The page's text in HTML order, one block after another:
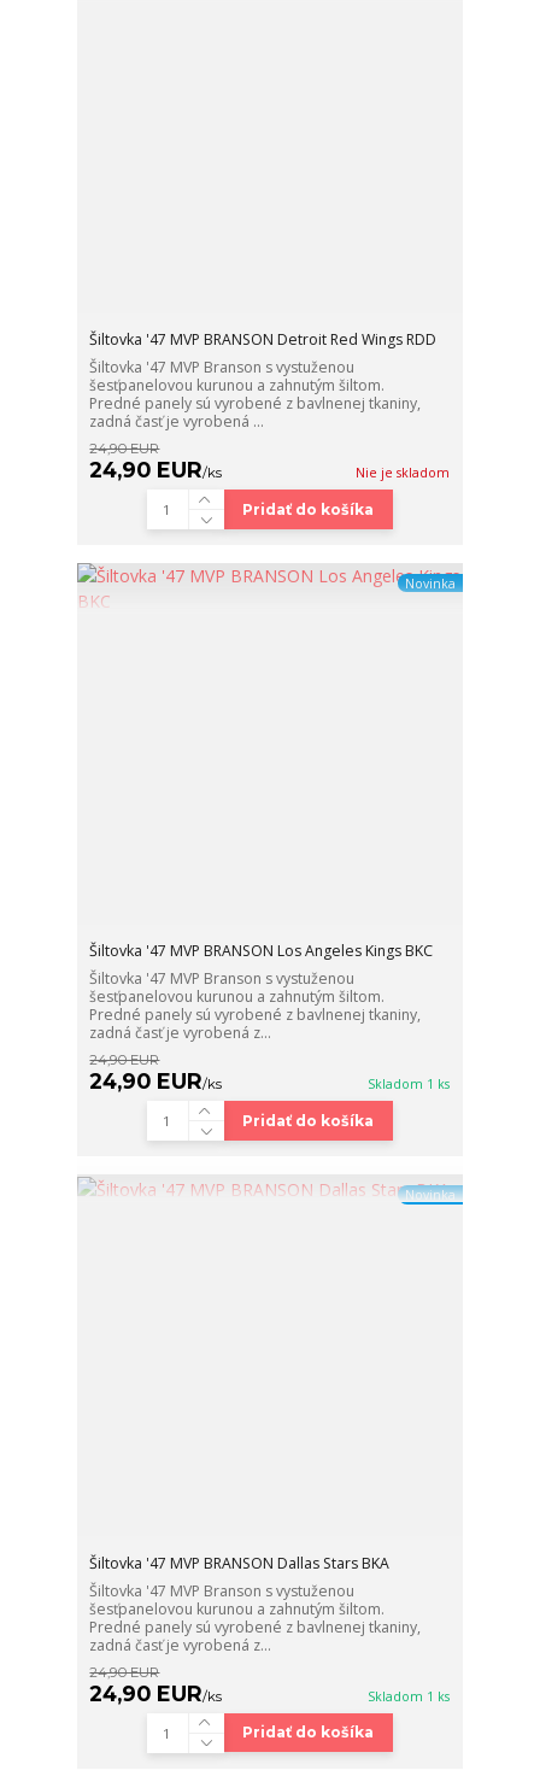
Šiltovka '47 MVP BRANSON Detroit Red Wings RDD
Šiltovka '47 MVP Branson s vystuženou
šesťpanelovou kurunou a zahnutým šiltom.
Predné panely sú vyrobené z bavlnenej tkaniny,
zadná časť je vyrobená ...
24,90 EUR
24,90 EUR/ks Nie je skladom
Pridať do košíka
Novinka
Šiltovka '47 MVP BRANSON Los Angeles Kings BKC
Šiltovka '47 MVP Branson s vystuženou
šesťpanelovou kurunou a zahnutým šiltom.
Predné panely sú vyrobené z bavlnenej tkaniny,
zadná časť je vyrobená z...
24,90 EUR
24,90 EUR/ks Skladom 1 ks
Pridať do košíka
Novinka
Šiltovka '47 MVP BRANSON Dallas Stars BKA
Šiltovka '47 MVP Branson s vystuženou
šesťpanelovou kurunou a zahnutým šiltom.
Predné panely sú vyrobené z bavlnenej tkaniny,
zadná časť je vyrobená z...
24,90 EUR
24,90 EUR/ks Skladom 1 ks
Pridať do košíka